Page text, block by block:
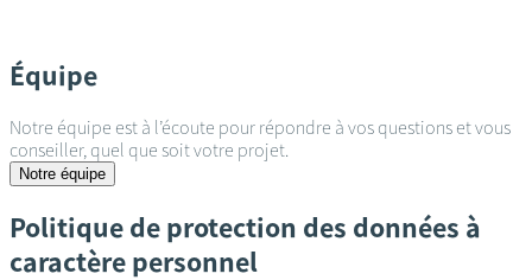
Équipe
Notre équipe est à l’écoute pour répondre à vos questions et vous
conseiller, quel que soit votre projet.
Notre équipe
Politique de protection des données à
caractère personnel